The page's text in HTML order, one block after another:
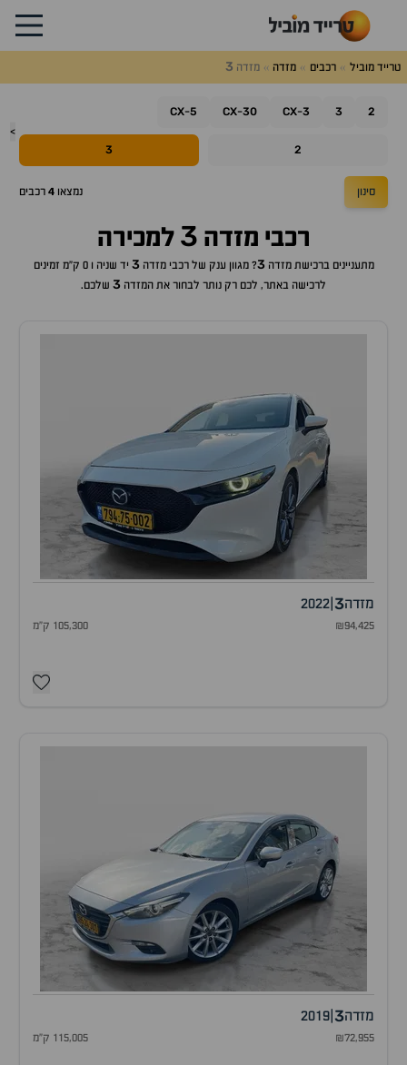
טרייד מוביל רכבים מזדה מזדה 3
>
2
3
CX-3
CX-30
CX-5
2
3
סינון נמצאו 4 רכבים
רכבי מזדה 3 למכירה
מתעניינים ברכישתמזדה 3? מגוון ענק של רכבימזדה 3
יד שניה ו 0 ק"מ זמינים
לרכישה באתר, לכם רק נותר לבחור את המזדה 3 שלכם.
מזדה3
2022
₪94,425 105,300 ק"מ
מזדה3
2019
₪72,955 115,005 ק"מ